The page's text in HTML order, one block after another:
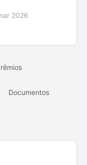
2026
Documentos